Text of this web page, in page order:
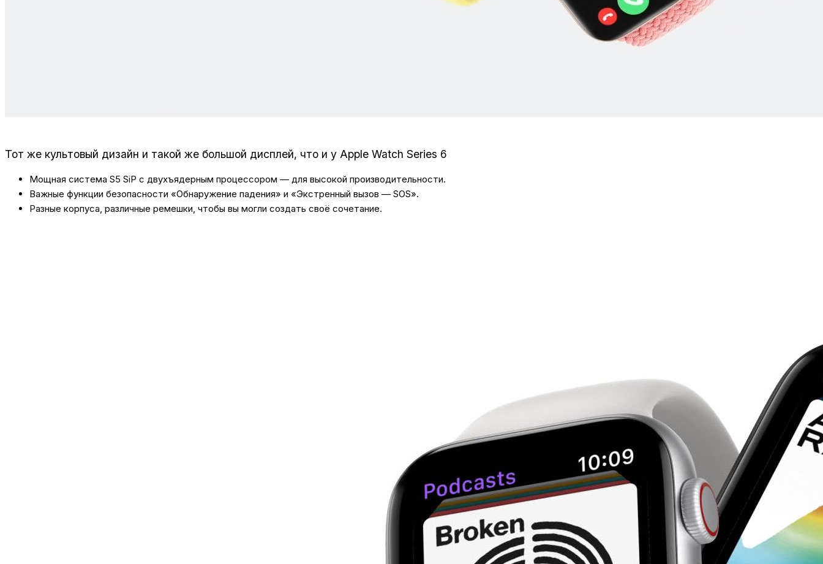
Тот же культовый дизайн и такой же большой дисплей, что и у Apple Watch Series 6
Мощная система S5 SiP с двухъядерным процессором — для высокой производительности.
Важные функции безопасности «Обнаружение падения» и «Экстренный вызов — SOS».
Разные корпуса, различные ремешки, чтобы вы могли создать своё сочетание.